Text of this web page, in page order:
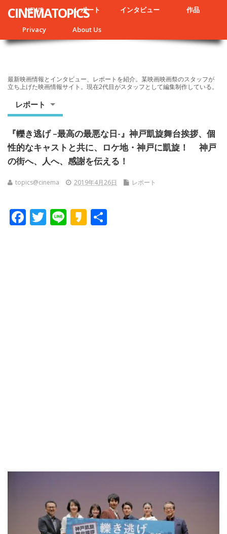
NEWS レポート インタビュー 作品
Privacy About Us
CINEMATOPICS
最新映画情報とインタビュー、レポートを紹介。某映画映画祭のスタッフが
立ち上げた映画情報サイト。現在2代目がスタッフとして編集制作している。
レポート
『轢き逃げ –最高の最悪な日-』神戸凱旋舞台挨拶、個
性的なキャストと共に、ロケ地・神戸に凱旋！ 神戸
の街へ、人へ、感謝を伝える！
topics@cinema 2019年4月26日 レポート
F T Li K